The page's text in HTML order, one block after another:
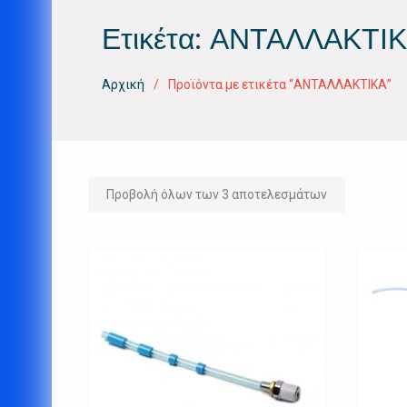
Ετικέτα:
Αρχική Προϊόντα με ετικέτα “ΑΝΤΑΛΛΑΚΤΙΚΑ”
Προβολή όλων των 3 αποτελεσμάτων